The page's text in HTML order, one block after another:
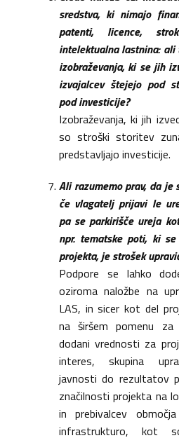
sredstva, ki nimajo
patenti, licence,
intelektualna lastnina: ali
izobraževanja, ki se jih
izvajalcev štejejo pod
pod investicije?
Izobraževanja, ki jih
so stroški storitev
predstavljajo investicije.
Ali razumemo prav, da je
če vlagatelj prijavi le
pa se parkirišče ureja
npr. tematske poti, ki
projekta, je strošek
Podpore se lahko
oziroma naložbe na
LAS, in sicer kot del
na širšem pomenu
dodani vrednosti za
interes, skupina
javnosti do rezultatov
značilnosti projekta na
in prebivalcev
infrastrukturo, kot